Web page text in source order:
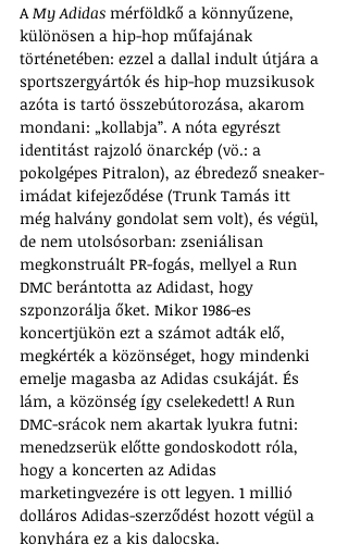
A My Adidas mérföldkő a könnyűzene,
különösen a hip-hop műfajának
történetében: ezzel a dallal indult útjára a
sportszergyártók és hip-hop muzsikusok
azóta is tartó összebútorozása, akarom
mondani: „kollabja”. A nóta egyrészt
identitást rajzoló önarckép (vö.: a
pokolgépes Pitralon), az ébredező sneaker-
imádat kifejeződése (Trunk Tamás itt
még halvány gondolat sem volt), és végül,
de nem utolsósorban: zseniálisan
megkonstruált PR-fogás, mellyel a Run
DMC berántotta az Adidast, hogy
szponzorálja őket. Mikor 1986-es
koncertjükön ezt a számot adták elő,
megkérték a közönséget, hogy mindenki
emelje magasba az Adidas csukáját. És
lám, a közönség így cselekedett! A Run
DMC-srácok nem akartak lyukra futni:
menedzserük előtte gondoskodott róla,
hogy a koncerten az Adidas
marketingvezére is ott legyen. 1 millió
dolláros Adidas-szerződést hozott végül a
konyhára ez a kis dalocska.